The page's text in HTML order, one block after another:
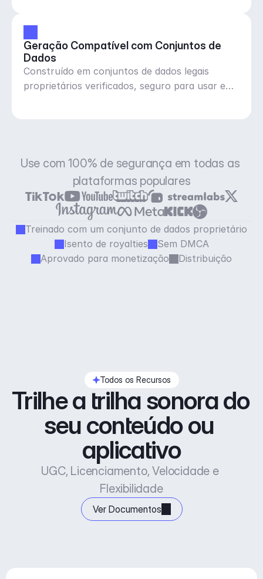
Geração Compatível com Conjuntos de
Dados
Construído em conjuntos de dados legais
proprietários verificados, seguro para usar em
Use com 100% de segurança em todas as
plataformas populares
Treinado com um conjunto de dados proprietário
Isento de royalties
Sem DMCA
Aprovado para monetização
Distribuição
Todos os Recursos
Trilhe a trilha sonora do
seu conteúdo ou
aplicativo
UGC, Licenciamento, Velocidade e
Flexibilidade
Ver Documentos